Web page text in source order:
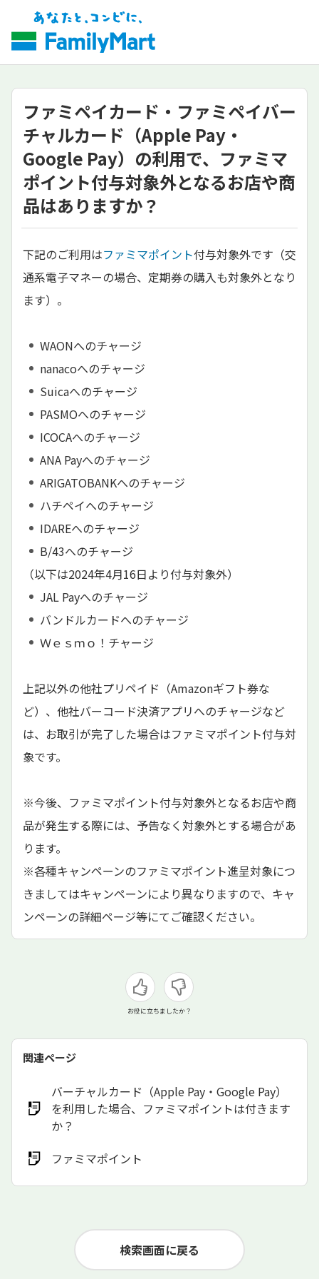
ファミペイカード・ファミペイバー
チャルカード（Apple Pay・
Google Pay）の利用で、ファミマ
ポイント付与対象外となるお店や商
品はありますか？
下記のご利用はファミマポイント付与対象外です（交
通系電子マネーの場合、定期券の購入も対象外となり
ます）。
WAONへのチャージ
nanacoへのチャージ
Suicaへのチャージ
PASMOへのチャージ
ICOCAへのチャージ
ANA Payへのチャージ
ARIGATOBANKへのチャージ
ハチペイへのチャージ
IDAREへのチャージ
B/43へのチャージ
（以下は2024年4月16日より付与対象外）
JAL Payへのチャージ
バンドルカードへのチャージ
Ｗｅｓｍｏ！チャージ
上記以外の他社プリペイド（Amazonギフト券な
ど）、他社バーコード決済アプリへのチャージなど
は、お取引が完了した場合はファミマポイント付与対
象です。
※今後、ファミマポイント付与対象外となるお店や商
品が発生する際には、予告なく対象外とする場合があ
ります。
※各種キャンペーンのファミマポイント進呈対象につ
きましてはキャンペーンにより異なりますので、キャ
ンペーンの詳細ページ等にてご確認ください。
お役に立ちましたか？
関連ページ
バーチャルカード（Apple Pay・Google Pay）
を利用した場合、ファミマポイントは付きます
か？
ファミマポイント
検索画面に戻る